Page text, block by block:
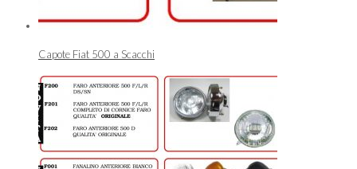
Capote Fiat 500 a Scacchi